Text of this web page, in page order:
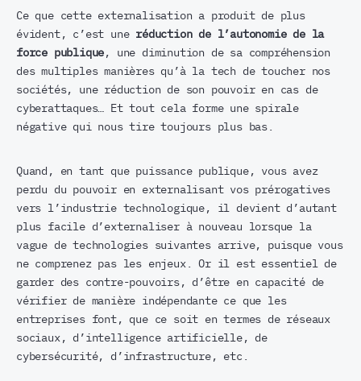
Ce que cette externalisation a produit de plus
évident, c’est une réduction de l’autonomie de la
force publique , une diminution de sa compréhension
des multiples manières qu’à la tech de toucher nos
sociétés, une réduction de son pouvoir en cas de
cyberattaques… Et tout cela forme une spirale
négative qui nous tire toujours plus bas.
Quand, en tant que puissance publique, vous avez
perdu du pouvoir en externalisant vos prérogatives
vers l’industrie technologique, il devient d’autant
plus facile d’externaliser à nouveau lorsque la
vague de technologies suivantes arrive, puisque vous
ne comprenez pas les enjeux. Or il est essentiel de
garder des contre-pouvoirs, d’être en capacité de
vérifier de manière indépendante ce que les
entreprises font, que ce soit en termes de réseaux
sociaux, d’intelligence artificielle, de
cybersécurité, d’infrastructure, etc.